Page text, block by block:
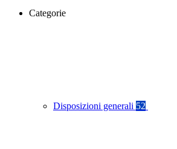
Categorie
Disposizioni generali 52